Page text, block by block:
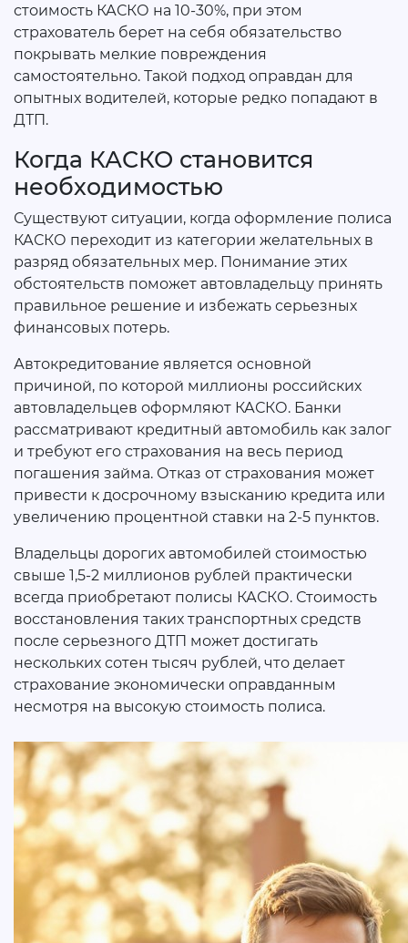
стоимость КАСКО на 10-30%, при этом
страхователь берет на себя обязательство
покрывать мелкие повреждения
самостоятельно. Такой подход оправдан для
опытных водителей, которые редко попадают в
ДТП.
Когда КАСКО становится
необходимостью
Существуют ситуации, когда оформление полиса
КАСКО переходит из категории желательных в
разряд обязательных мер. Понимание этих
обстоятельств поможет автовладельцу принять
правильное решение и избежать серьезных
финансовых потерь.
Автокредитование является основной
причиной, по которой миллионы российских
автовладельцев оформляют КАСКО. Банки
рассматривают кредитный автомобиль как залог
и требуют его страхования на весь период
погашения займа. Отказ от страхования может
привести к досрочному взысканию кредита или
увеличению процентной ставки на 2-5 пунктов.
Владельцы дорогих автомобилей стоимостью
свыше 1,5-2 миллионов рублей практически
всегда приобретают полисы КАСКО. Стоимость
восстановления таких транспортных средств
после серьезного ДТП может достигать
нескольких сотен тысяч рублей, что делает
страхование экономически оправданным
несмотря на высокую стоимость полиса.